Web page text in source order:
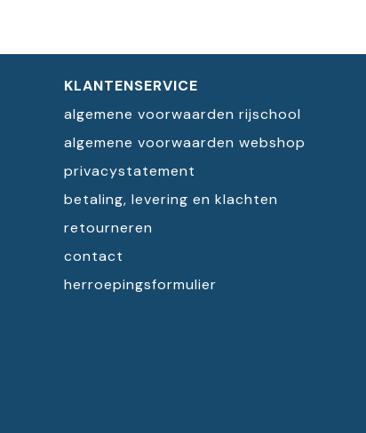
KLANTENSERVICE
algemene voorwaarden rijschool
algemene voorwaarden webshop
privacystatement
betaling, levering en klachten
retourneren
contact
herroepingsformulier